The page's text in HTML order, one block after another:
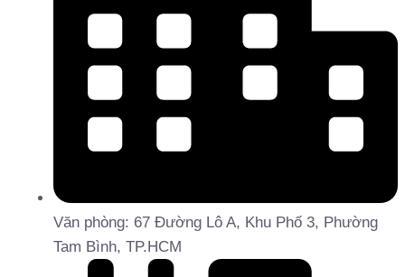
Văn phòng: 67 Đường Lô A, Khu Phố 3, Phường
Tam Bình, TP.HCM